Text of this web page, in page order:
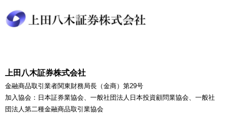
上田八木証券株式会社
金融商品取引業者関東財務局長（金商）第29号
加入協会：日本証券業協会、一般社団法人日本投資顧問業協会、一般社
団法人第二種金融商品取引業協会